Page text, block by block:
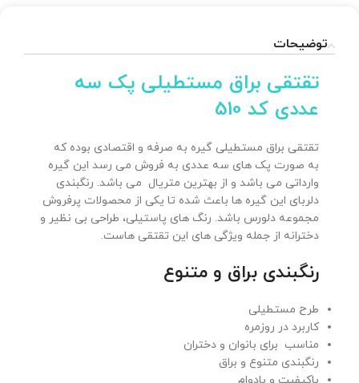
توضیحات
تقتقی براق مستطیلی پک سه
عددی کد 510
تقتقی براق مستطیلی گیره به صرفه و اقتصادی بوده که
به صورت پک های سه عددی به فروش می رسد این گیره
وارداتی می باشد و از بهترین متریال می باشد. رنگبندی
دلربای این گیره ها باعث شده تا یکی از محصولات پرفروش
مجموعه دلورس باشد. رنگ های پاستیلی، طراحی بی نظیر و
دخترانه از جمله ویژگی های این تقتقی هاست.
رنگبندی براق و متنوع
طرح مستطیلی
کاربرد در روزمره
مناسب برای بانوان و دختران
رنگبندی متنوع و براق